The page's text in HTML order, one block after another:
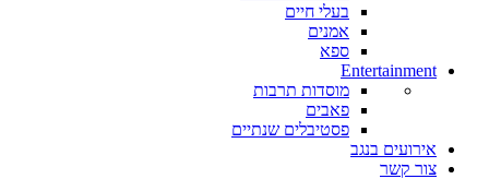
בעלי חיים
אמנים
ספא
Entertainment
מוסדות תרבות
פאבים
פסטיבלים שנתיים
אירועים בנגב
צור קשר